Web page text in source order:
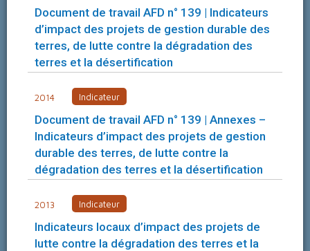
Document de travail AFD n° 139 | Indicateurs
d’impact des projets de gestion durable des
terres, de lutte contre la dégradation des
terres et la désertification
2014 Indicateur
Document de travail AFD n° 139 | Annexes –
Indicateurs d’impact des projets de gestion
durable des terres, de lutte contre la
dégradation des terres et la désertification
2013 Indicateur
Indicateurs locaux d’impact des projets de
lutte contre la dégradation des terres et la